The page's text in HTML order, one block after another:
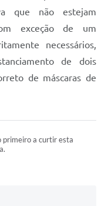
que não estejam
exceção de um
necessários,
de dois
de máscaras de
primeiro a curtir esta